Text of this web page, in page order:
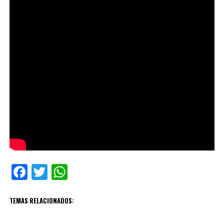
Facebook
TwitterWhatsApp
TEMAS RELACIONADOS: